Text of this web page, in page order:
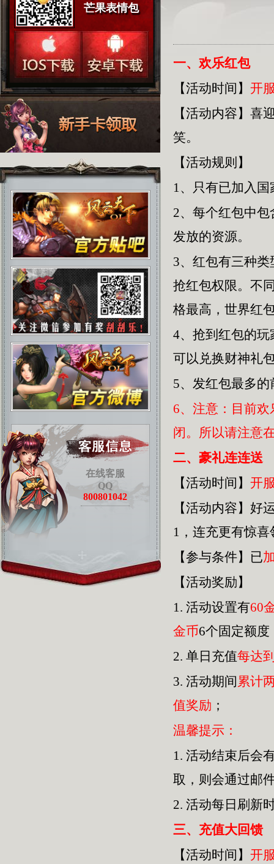
芒果表情包
在线客服
QQ
800801042
一、欢乐红包
【活动时间】 开
【活动内容】 喜
笑。
【活动规则】
1、只有已加入
2、每个红包中
发放的资源。
3、红包有三种
抢红包权限。不
格最高，世界红
4、抢到红包的
可以兑换财神礼
5、发红包最多
6、注意：目前
闭。所以请注意
二、豪礼连连送
【活动时间】 开
【活动内容】好
1，连充更有惊
【参与条件】已
【活动奖励】
1. 活动设置有60
金币6个固定额度
2. 单日充值每达
3. 活动期间累计
值奖励 ；
温馨提示：
1. 活动结束后会
取，则会通过邮
2. 活动每日刷新
三、充值大回馈
【活动时间】 开